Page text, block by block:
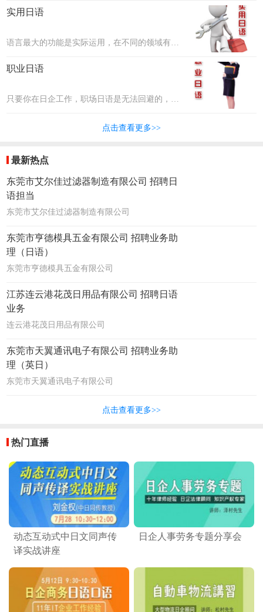
文化差异、职场礼仪、沟通交际等。联普将邀请
家！
实用日语
语言最大的功能是实际运用，在不同的领域有不
同的需求，比如在美容界有美容日语、在科技行
家为大家讲述并分享他们的经验。
职业日语
只要你在日企工作，职场日语是无法回避的，各
大家！
点击查看更多>>
最新热点
东莞市艾尔佳过滤器制造有限公司 招聘日
语担当
东莞市艾尔佳过滤器制造有限公司
东莞市亨德模具五金有限公司 招聘业务助
理（日语）
东莞市亨德模具五金有限公司
江苏连云港花茂日用品有限公司 招聘日语
业务
连云港花茂日用品有限公司
东莞市天翼通讯电子有限公司 招聘业务助
理（英日）
东莞市天翼通讯电子有限公司
点击查看更多>>
热门直播
动态互动式中日文同声传
译实战讲座
日企人事劳务专题分享会